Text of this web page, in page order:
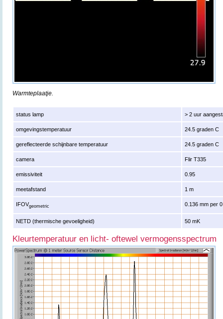
Warmteplaatje.
status lamp > 2 uur
omgevingstemperatuur 24.5 graden C
gereflecteerde schijnbare temperatuur 24.5 graden C
camera Flir T335
emissiviteit 0.95
meetafstand 1 m
IFOVgeometric 0.136 mm per
NETD (thermische gevoeligheid) 50 mK
Kleurtemperatuur en licht- oftewel vermogensspectrum